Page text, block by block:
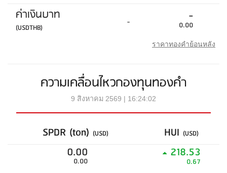
ค่าเงินบาท
(USDTHB) - -
0.00
ราคาทองคำย้อนหลัง
ความเคลื่อนไหวกองทุนทองคำ
9 สิงหาคม 2569 | 16:24:02
SPDR (ton) (USD) HUI (USD)
0.00
0.00
218.53
0.67